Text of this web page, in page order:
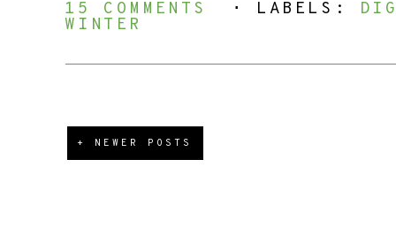
15 COMMENTS ⋅ LABELS:
WINTER
+ NEWER POSTS